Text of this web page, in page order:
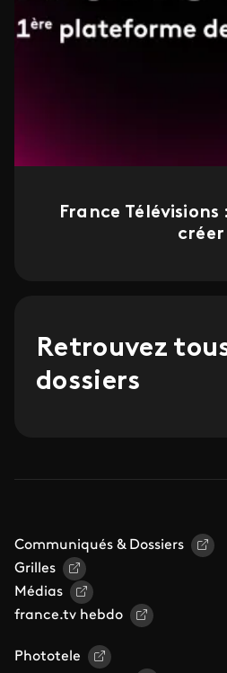
France
créer
Retrouvez
dossiers
Communiqués & Dossiers
Grilles
Médias
france.tv hebdo
Phototele